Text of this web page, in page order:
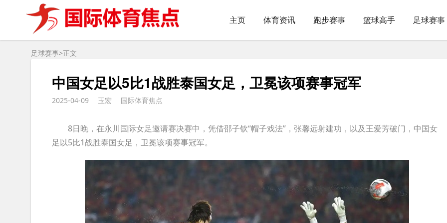
主页 体育资讯 跑步赛事 篮球高手 足球赛事
足球赛事>正文
中国女足以5比1战胜泰国女足，卫冕该项赛事冠军
2025-04-09 玉宏 国际体育焦点
8日晚，在永川国际女足邀请赛决赛中，凭借邵子钦“帽子戏法”，张馨远射建功，以及王爱芳破门，中国女
足以5比1战胜泰国女足，卫冕该项赛事冠军。